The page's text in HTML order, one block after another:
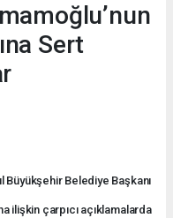
Sert
Büyükşehir Belediye Başkanı
ilişkin çarpıcı açıklamalarda